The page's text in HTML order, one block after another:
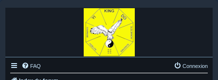
FAQ Connexion